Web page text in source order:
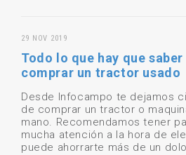
29 NOV 2019
Todo lo que hay que
comprar un tractor usado
Desde Infocampo te dejamos
de comprar un tractor o
mano. Recomendamos tener
mucha atención a la hora de
puede ahorrarte más de un